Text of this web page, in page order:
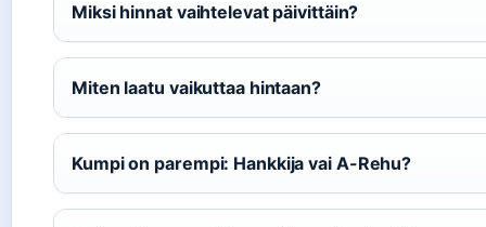
Miksi hinnat vaihtelevat päivittäin?
Miten laatu vaikuttaa hintaan?
Kumpi on parempi: Hankkija vai A-Rehu?